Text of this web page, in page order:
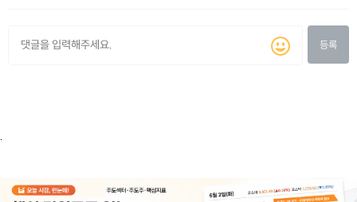
등록
.